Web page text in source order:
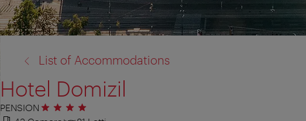
List of Accommodations
Hotel Domizil
PENSION 4 stelle